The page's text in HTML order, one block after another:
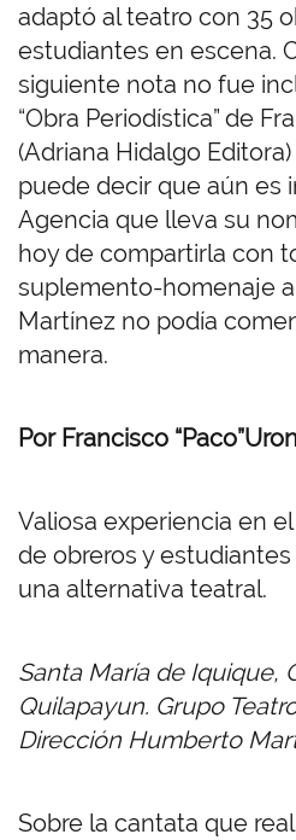
adaptó al teatro con 35
estudiantes en escena.
siguiente nota no fue
“Obra Periodística” de
(Adriana Hidalgo
puede decir que aún es
Agencia que lleva su
hoy de compartirla con
suplemento-homenaje a
Martínez no podía
manera.
Por Francisco
Valiosa experiencia en
de obreros y
una alternativa teatral.
Santa María de Iquique,
Quilapayun. Grupo
Dirección Humberto
Sobre la cantata que